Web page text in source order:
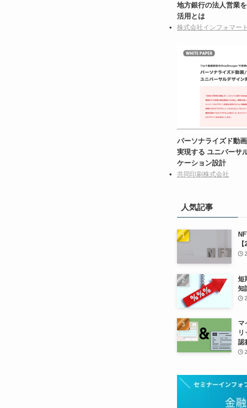
地方銀行の法人営業
活用とは
株式会社インフォマート
パーソナライズド動
実現する ユニバーサ
ケーション設計
共同印刷株式会社
人気記事
短
知
マ
認